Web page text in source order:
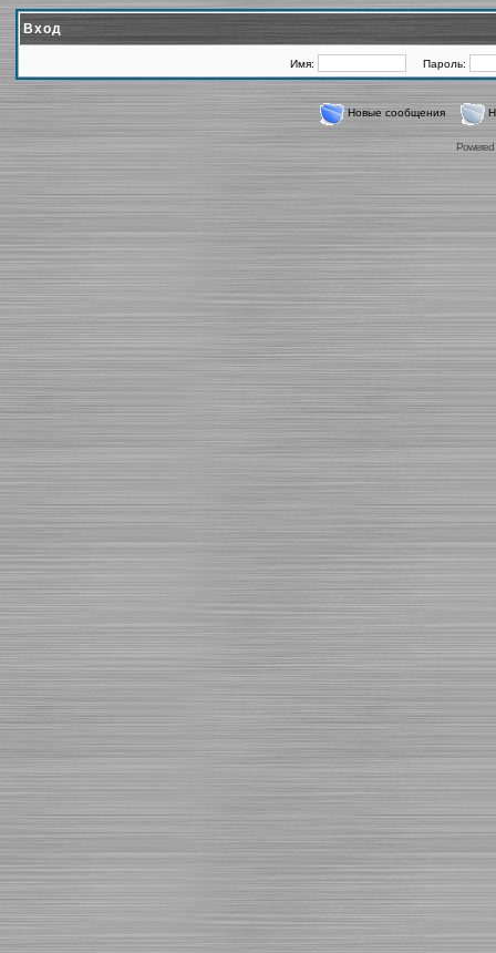
Вход
Имя: Пароль:
Новые сообщения